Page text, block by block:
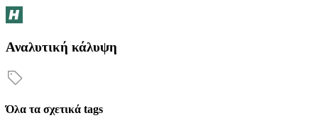
Αναλυτική κάλυψη
Όλα τα σχετικά tags